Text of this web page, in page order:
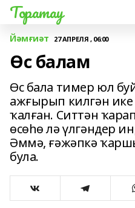
Торатау
Йәмғиәт 27 АПРЕЛЯ , 06:00
Өс балам
Өс бала тимер юл
ажғырып килгән
ҡалған. Ситтән
өсөһө лә үлгәндер
Әммә, ғәжәпкә
була.